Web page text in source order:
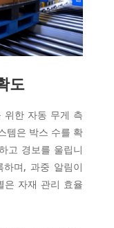
도
위한 자동 무게 측
템은 박스 수를 확
고 경보를 울립니
며, 과중 알림이
은 자재 관리 효율